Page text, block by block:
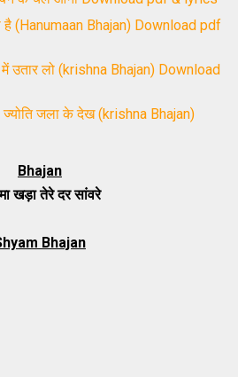
है (Hanumaan Bhajan) Download pdf
उतार लो (krishna Bhajan) Download
ज्योति जला के देख (krishna Bhajan)
Bhajan
खड़ा तेरे दर सांवरे
Bhajan